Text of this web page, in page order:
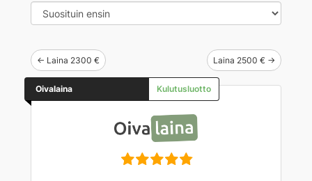
← Laina 2300 € Laina 2500 € →
Oivalaina Kulutusluotto